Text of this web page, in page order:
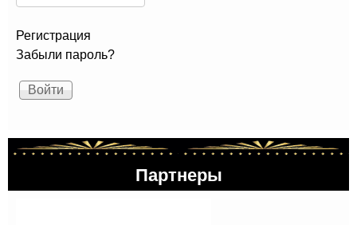
Регистрация
Забыли пароль?
Партнеры